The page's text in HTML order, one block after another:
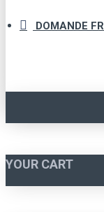
DOMANDE
YOUR CART